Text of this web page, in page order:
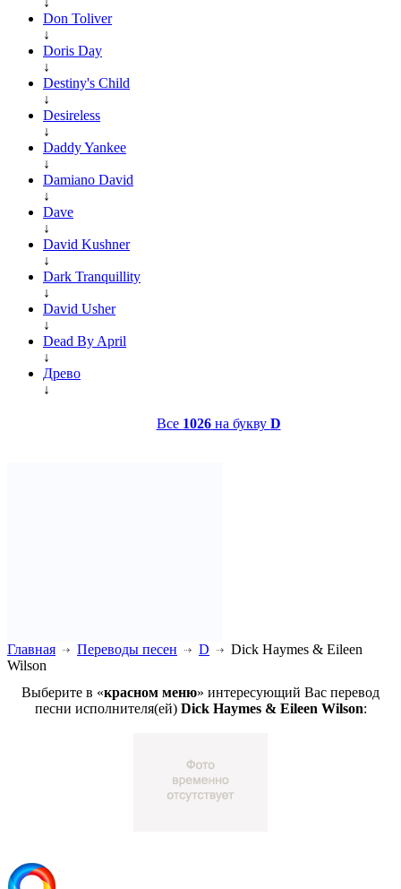
Don Toliver
↓
Doris Day
↓
Destiny's Child
↓
Desireless
↓
Daddy Yankee
↓
Damiano David
↓
Dave
↓
David Kushner
↓
Dark Tranquillity
↓
David Usher
↓
Dead By April
↓
Древо
↓
Все 1026на букву D
Главная Переводы песен D
Dick Haymes & Eileen
Wilson
Выберите в «красном меню» интересующий Вас перевод
песни исполнителя(ей) Dick Haymes & Eileen Wilson: